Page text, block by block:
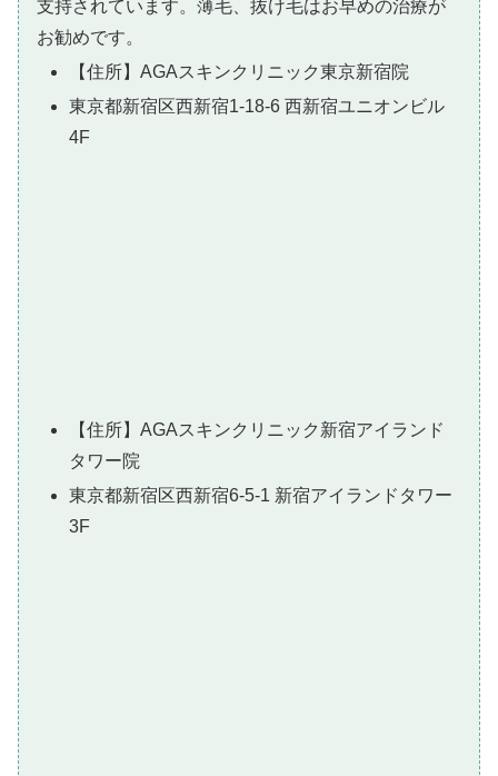
支持されています。薄毛、抜け毛はお早めの治療が
お勧めです。
【住所】AGAスキンクリニック東京新宿院
東京都新宿区西新宿1-18-6 西新宿ユニオンビル
4F
【住所】AGAスキンクリニック新宿アイランド
タワー院
東京都新宿区西新宿6-5-1 新宿アイランドタワー
3F